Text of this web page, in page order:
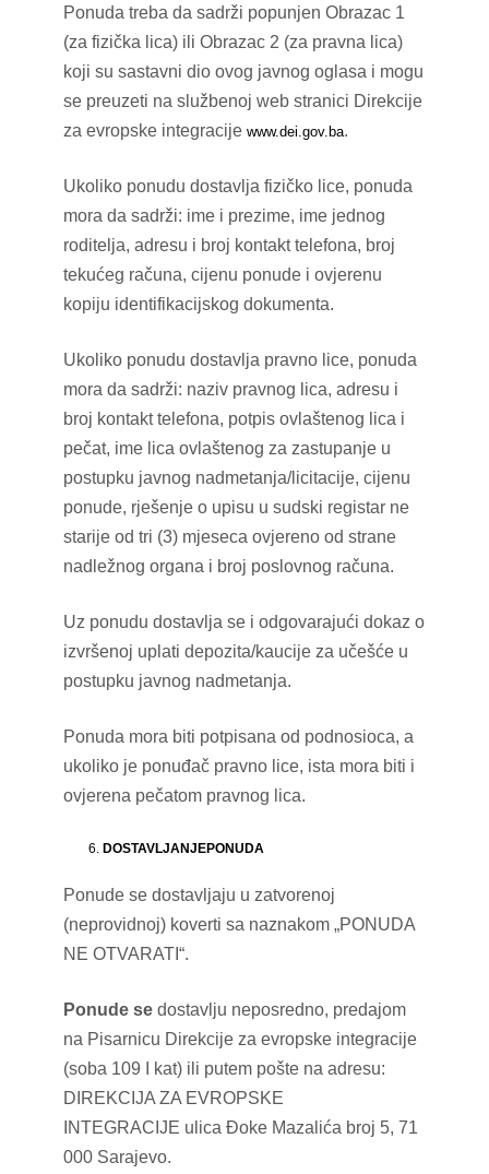
Ponuda treba da sadrži popunjen Obrazac 1
(za fizička lica) ili Obrazac 2 (za pravna lica)
koji su sastavni dio ovog javnog oglasa i mogu
se preuzeti na službenoj web stranici Direkcije
za evropske integracije www.dei.gov.ba.
Ukoliko ponudu dostavlja fizičko lice, ponuda
mora da sadrži: ime i prezime, ime jednog
roditelja, adresu i broj kontakt telefona, broj
tekućeg računa, cijenu ponude i ovjerenu
kopiju identifikacijskog dokumenta.
Ukoliko ponudu dostavlja pravno lice, ponuda
mora da sadrži: naziv pravnog lica, adresu i
broj kontakt telefona, potpis ovlaštenog lica i
pečat, ime lica ovlaštenog za zastupanje u
postupku javnog nadmetanja/licitacije, cijenu
ponude, rješenje o upisu u sudski registar ne
starije od tri (3) mjeseca ovjereno od strane
nadležnog organa i broj poslovnog računa.
Uz ponudu dostavlja se i odgovarajući dokaz o
izvršenoj uplati depozita/kaucije za učešće u
postupku javnog nadmetanja.
Ponuda mora biti potpisana od podnosioca, a
ukoliko je ponuđač pravno lice, ista mora biti i
ovjerena pečatom pravnog lica.
DOSTAVLJANJEPONUDA
Ponude se dostavljaju u zatvorenoj
(neprovidnoj) koverti sa naznakom „PONUDA
NE OTVARATI“.
Ponude se dostavlju neposredno, predajom
na Pisarnicu Direkcije za evropske integracije
(soba 109 I kat) ili putem pošte na adresu:
DIREKCIJA ZA EVROPSKE
INTEGRACIJE ulica Đoke Mazalića broj 5, 71
000 Sarajevo.